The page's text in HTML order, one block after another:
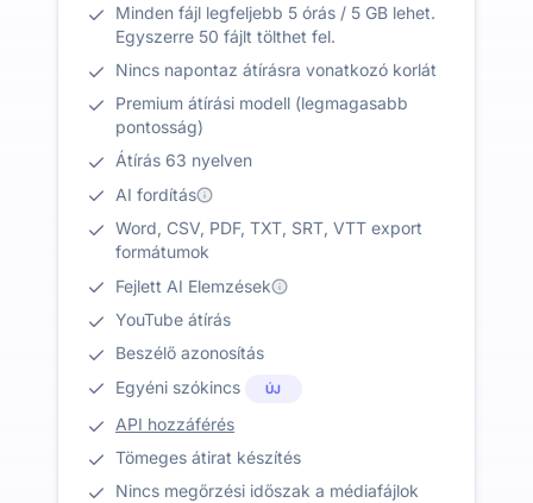
Minden fájl legfeljebb 5 órás / 5 GB lehet.
Egyszerre 50 fájlt tölthet fel.
Nincs napontaz átírásra vonatkozó korlát
Premium átírási modell (legmagasabb
pontosság)
Átírás 63 nyelven
AI fordítás
Word, CSV, PDF, TXT, SRT, VTT export
formátumok
Fejlett AI Elemzések
YouTube átírás
Beszélő azonosítás
Egyéni szókincs
ÚJ
API hozzáférés
Tömeges átirat készítés
Nincs megőrzési időszak a médiafájlok